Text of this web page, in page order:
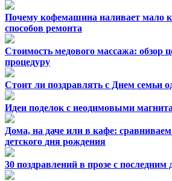
Почему кофемашина наливает мало
способов ремонта
Стоимость медового массажа: обзор
процедуру
Стоит ли поздравлять с Днем семьи
Идеи поделок с неодимовыми
Дома, на даче или в кафе:
детского дня рождения
30 поздравлений в прозе с